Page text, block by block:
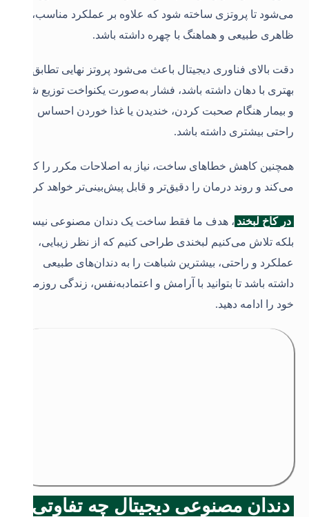
می‌شود تا پروتزی ساخته شود که علاوه بر عملکرد مناسب،
ظاهری طبیعی و هماهنگ با چهره داشته باشد.
دقت بالای فناوری دیجیتال باعث می‌شود پروتز نهایی تطابق
بهتری با دهان داشته باشد، فشار به‌صورت یکنواخت توزیع شود
و بیمار هنگام صحبت کردن، خندیدن یا غذا خوردن احساس
راحتی بیشتری داشته باشد.
همچنین کاهش خطاهای ساخت، نیاز به اصلاحات مکرر را کمتر
می‌کند و روند درمان را دقیق‌تر و قابل پیش‌بینی‌تر خواهد کرد
در کاخ لبخند ، هدف ما فقط ساخت یک دندان مصنوعی نیست،
بلکه تلاش می‌کنیم لبخندی طراحی کنیم که از نظر زیبایی،
عملکرد و راحتی، بیشترین شباهت را به دندان‌های طبیعی
داشته باشد تا بتوانید با آرامش و اعتمادبه‌نفس، زندگی روزمره
خود را ادامه دهید.
دندان مصنوعی دیجیتال چه تفاوتی با